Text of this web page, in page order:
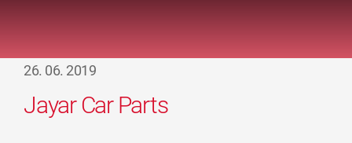
26. 06. 2019
Jayar Car Parts